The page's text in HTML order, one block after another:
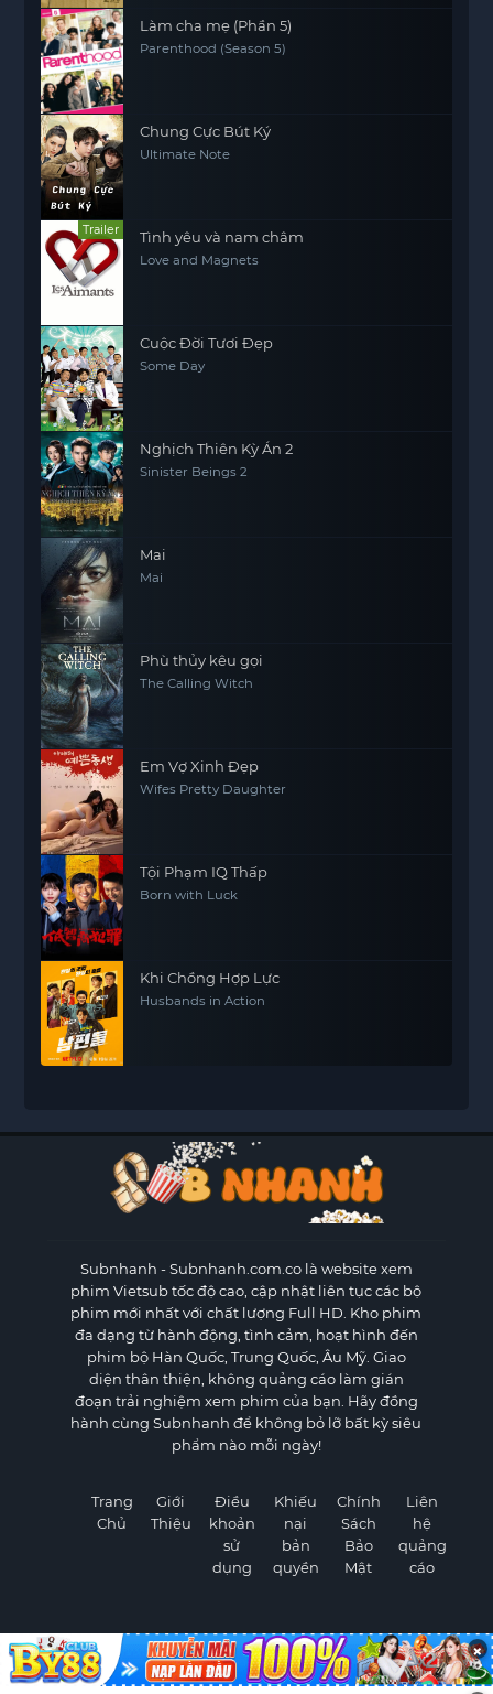
Làm cha mẹ (Phần 5)
Parenthood (Season 5)
Chung Cực Bút Ký
Ultimate Note
Trailer Tình yêu và nam châm
Love and Magnets
Cuộc Đời Tươi Đẹp
Some Day
Nghịch Thiên Kỳ Án 2
Sinister Beings 2
Mai
Mai
Phù thủy kêu gọi
The Calling Witch
Em Vợ Xinh Đẹp
Wifes Pretty Daughter
Tội Phạm IQ Thấp
Born with Luck
Khi Chồng Hợp Lực
Husbands in Action
Subnhanh - Subnhanh.com.co là website xem
phim Vietsub tốc độ cao, cập nhật liên tục các bộ
phim mới nhất với chất lượng Full HD. Kho phim
đa dạng từ hành động, tình cảm, hoạt hình đến
phim bộ Hàn Quốc, Trung Quốc, Âu Mỹ. Giao
diện thân thiện, không quảng cáo làm gián
đoạn trải nghiệm xem phim của bạn. Hãy đồng
hành cùng Subnhanh để không bỏ lỡ bất kỳ siêu
phẩm nào mỗi ngày!
Trang
Chủ
Giới
Thiệu
Điều
khoản
sử
dụng
Khiếu
nại
bản
quyền
Chính
Sách
Bảo
Mật
Liên
hệ
quảng
cáo
©2026 Subnhanh.com.co
×